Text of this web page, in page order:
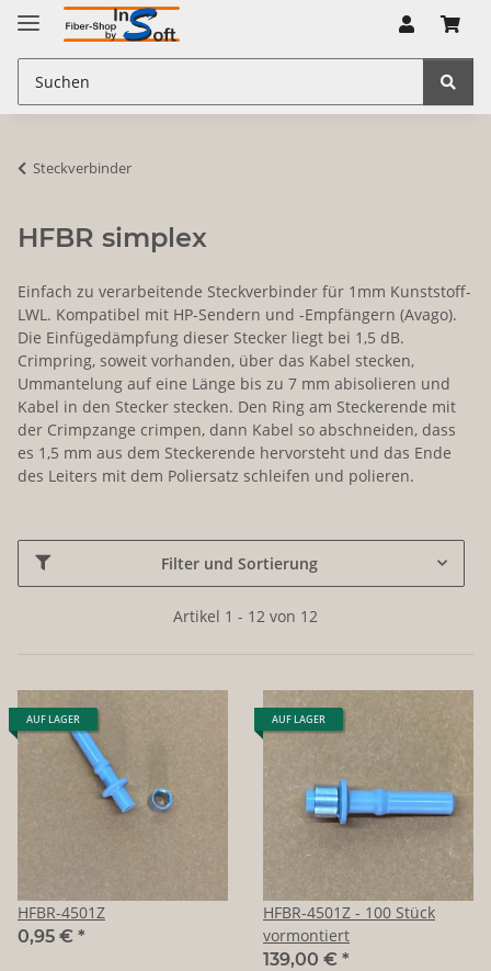
Steckverbinder
HFBR simplex
Einfach zu verarbeitende Steckverbinder für 1mm Kunststoff-
LWL. Kompatibel mit HP-Sendern und -Empfängern (Avago).
Die Einfügedämpfung dieser Stecker liegt bei 1,5 dB.
Crimpring, soweit vorhanden, über das Kabel stecken,
Ummantelung auf eine Länge bis zu 7 mm abisolieren und
Kabel in den Stecker stecken. Den Ring am Steckerende mit
der Crimpzange crimpen, dann Kabel so abschneiden, dass
es 1,5 mm aus dem Steckerende hervorsteht und das Ende
des Leiters mit dem Poliersatz schleifen und polieren.
Filter und Sortierung
Artikel 1 - 12 von 12
AUF LAGER
HFBR-4501Z
0,95 € *
AUF LAGER
HFBR-4501Z - 100 Stück
vormontiert
139,00 € *